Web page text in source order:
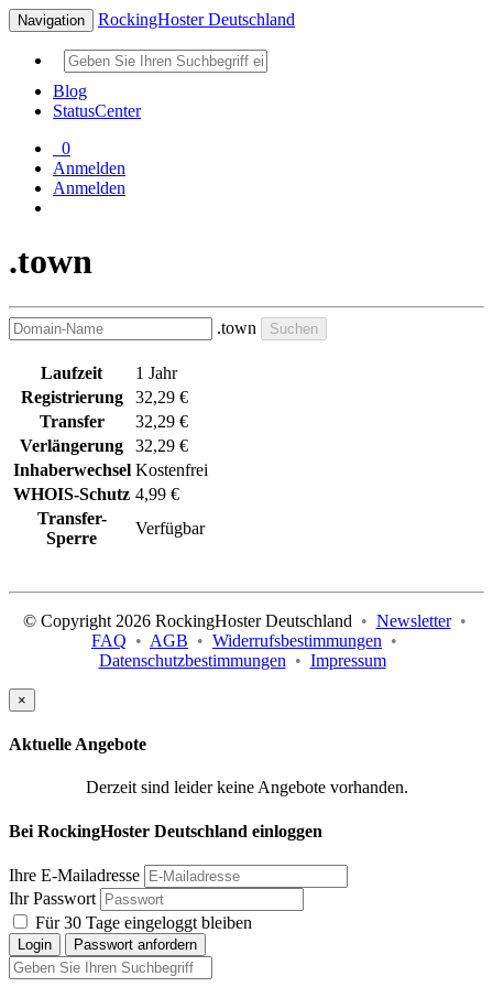
Navigation RockingHoster Deutschland
Blog
StatusCenter
0
Anmelden
Anmelden
.town
.town Suchen
Laufzeit
1 Jahr
Registrierung
32,29 €
Transfer
32,29 €
Verlängerung
32,29 €
Inhaberwechsel Kostenfrei
WHOIS-Schutz 4,99 €
Transfer-
Sperre
Verfügbar
© Copyright 2026 RockingHoster Deutschland • Newsletter •
FAQ • AGB • Widerrufsbestimmungen •
Datenschutzbestimmungen • Impressum
×
Aktuelle Angebote
Derzeit sind leider keine Angebote vorhanden.
Bei RockingHoster Deutschland einloggen
Ihre E-Mailadresse
Ihr Passwort
Für 30 Tage eingeloggt bleiben
Login Passwort anfordern